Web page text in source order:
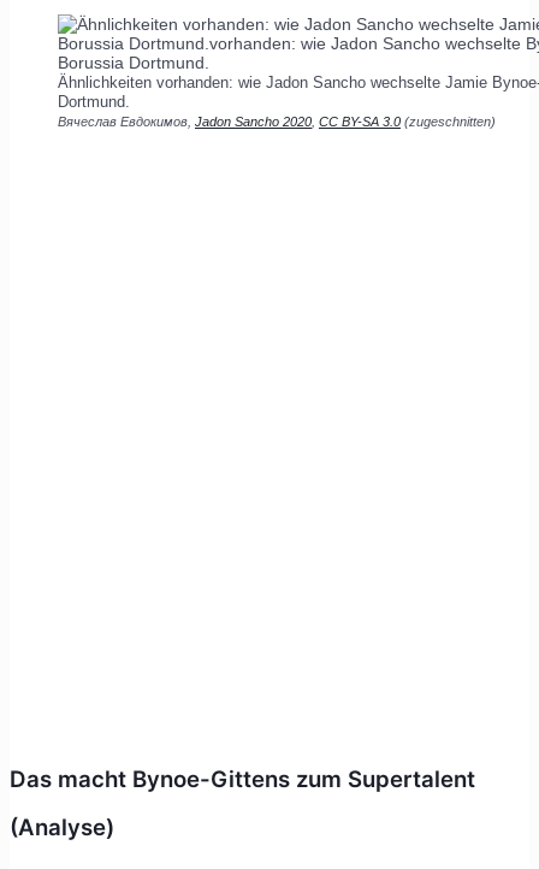
Ähnlichkeiten vorhanden: wie Jadon Sancho wechselte Jamie
Dortmund.
Вячеслав Евдокимов, Jadon Sancho 2020 CC BY-SA 3.0 (zugeschnitten)
Das macht Bynoe-Gittens zum Supertalent
(Analyse)